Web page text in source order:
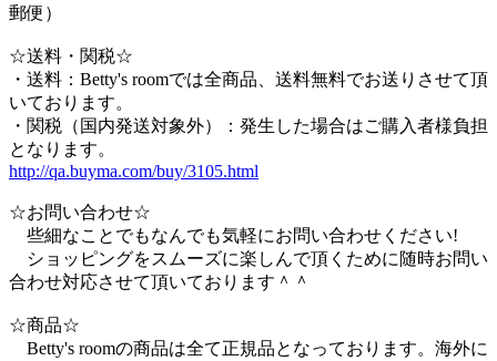
郵便）
☆送料・関税☆
・送料：Betty's roomでは全商品、送料無料でお送りさせて頂
いております。
・関税（国内発送対象外）：発生した場合はご購入者様負担
となります。
http://qa.buyma.com/buy/3105.html
☆お問い合わせ☆
些細なことでもなんでも気軽にお問い合わせください!
ショッピングをスムーズに楽しんで頂くために随時お問い
合わせ対応させて頂いております＾＾
☆商品☆
Betty's roomの商品は全て正規品となっております。海外に